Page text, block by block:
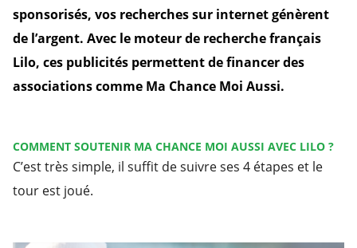
sponsorisés, vos recherches sur internet génèrent
de l’argent. Avec le moteur de recherche français
Lilo, ces publicités permettent de financer des
associations comme Ma Chance Moi Aussi.
COMMENT SOUTENIR MA CHANCE MOI AUSSI AVEC LILO ?
C’est très simple, il suffit de suivre ses 4 étapes et le
tour est joué.